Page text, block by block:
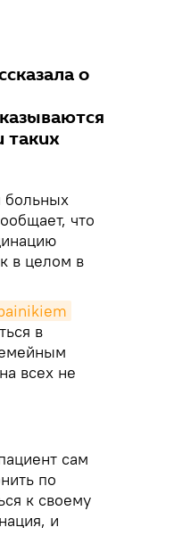
о
таких
больных
что
в целом в
в
всех не
сам
по
к своему
и